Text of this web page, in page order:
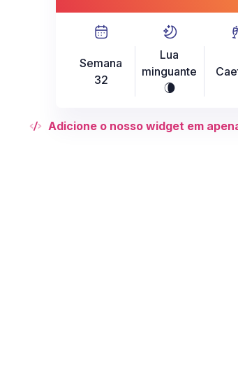
Semana
32
Lua
minguante
V
Adicione o nosso widget em